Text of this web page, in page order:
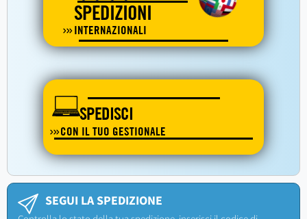
SPEDIZIONI
INTERNAZIONALI
SPEDISCI
CON IL TUO GESTIONALE
SEGUI LA SPEDIZIONE